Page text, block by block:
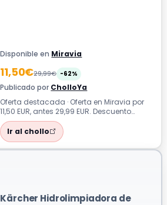
Disponible en Miravia
11,50€29,99€ -62%
Publicado por CholloYa
Oferta destacada · Oferta en Miravia por
11,50 EUR, antes 29,99 EUR. Descuento
aproximado del 62%. Este interruptor e...
Ir al chollo
Kärcher Hidrolimpiadora de